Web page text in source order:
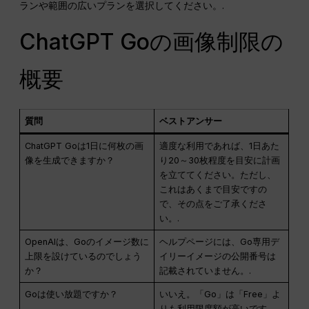
ランや範囲の広いプランを選択してください。.
ChatGPT Goの画像制限の
概要
質問 ベストアンサー
ChatGPT Goは1日に何枚の画
像を生成できますか？
適度な利用であれば、1日あた
り20～30枚程度を目安に計画
を立ててください。ただし、
これはあくまで目安ですの
で、その点をご了承くださ
い。.
OpenAIは、Goのイメージ数に
上限を設けているのでしょう
か？
ヘルプページには、Go専用デ
イリーイメージの公開番号は
記載されていません。.
Goは使い放題ですか？
いいえ。「Go」は「Free」よ